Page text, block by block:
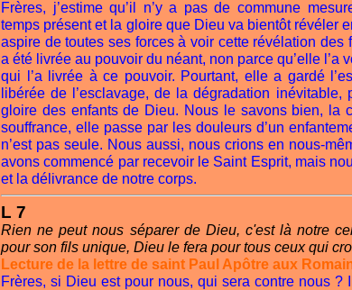
Frères, j’estime qu’il n’y a pas de commune
temps présent et la gloire que Dieu va bientôt révéler
aspire de toutes ses forces à voir cette révélation des
a été livrée au pouvoir du néant, non parce qu’elle l’a
qui l’a livrée à ce pouvoir. Pourtant, elle a gardé
libérée de l’esclavage, de la dégradation inévitable,
gloire des enfants de Dieu. Nous le savons bien, la
souffrance, elle passe par les douleurs d’un
n’est pas seule. Nous aussi, nous crions en nous-
avons commencé par recevoir le Saint Esprit, mais
et la délivrance de notre corps.
L 7
Rien ne peut nous séparer de Dieu, c'est là notre
pour son fils unique, Dieu le fera pour tous ceux qui
Lecture de la lettre de saint Paul Apôtre aux
Frères, si Dieu est pour nous, qui sera contre nous ?